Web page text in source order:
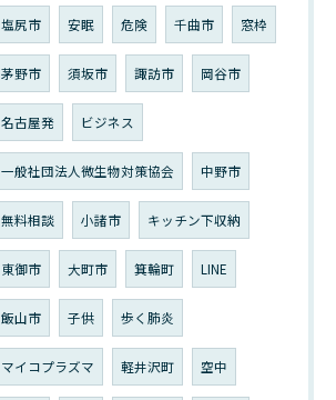
塩尻市 安眠 危険 千曲市 窓枠
茅野市 須坂市 諏訪市 岡谷市
名古屋発 ビジネス
一般社団法人微生物対策協会 中野市
無料相談 小諸市 キッチン下収納
東御市 大町市 箕輪町 LINE
飯山市 子供 歩く肺炎
マイコプラズマ 軽井沢町 空中